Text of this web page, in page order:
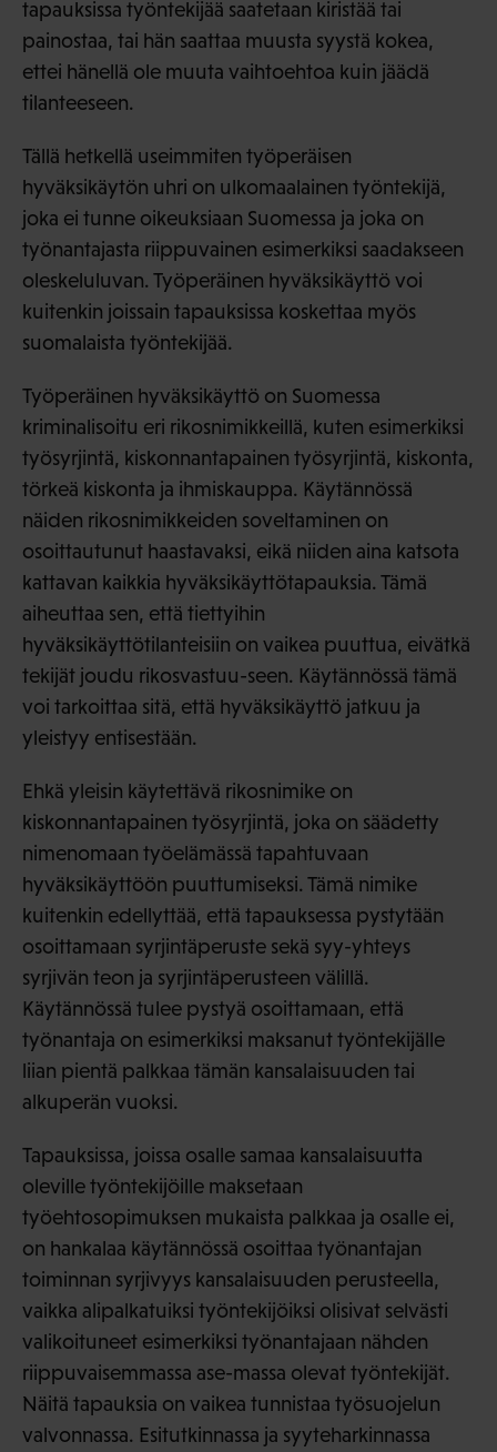
tapauksissa työntekijää saatetaan kiristää tai
painostaa, tai hän saattaa muusta syystä kokea,
ettei hänellä ole muuta vaihtoehtoa kuin jäädä
tilanteeseen.
Tällä hetkellä useimmiten työperäisen
hyväksikäytön uhri on ulkomaalainen työntekijä,
joka ei tunne oikeuksiaan Suomessa ja joka on
työnantajasta riippuvainen esimerkiksi saadakseen
oleskeluluvan. Työperäinen hyväksikäyttö voi
kuitenkin joissain tapauksissa koskettaa myös
suomalaista työntekijää.
Työperäinen hyväksikäyttö on Suomessa
kriminalisoitu eri rikosnimikkeillä, kuten esimerkiksi
työsyrjintä, kiskonnantapainen työsyrjintä, kiskonta,
törkeä kiskonta ja ihmiskauppa. Käytännössä
näiden rikosnimikkeiden soveltaminen on
osoittautunut haastavaksi, eikä niiden aina katsota
kattavan kaikkia hyväksikäyttötapauksia. Tämä
aiheuttaa sen, että tiettyihin
hyväksikäyttötilanteisiin on vaikea puuttua, eivätkä
tekijät joudu rikosvastuu-seen. Käytännössä tämä
voi tarkoittaa sitä, että hyväksikäyttö jatkuu ja
yleistyy entisestään.
Ehkä yleisin käytettävä rikosnimike on
kiskonnantapainen työsyrjintä, joka on säädetty
nimenomaan työelämässä tapahtuvaan
hyväksikäyttöön puuttumiseksi. Tämä nimike
kuitenkin edellyttää, että tapauksessa pystytään
osoittamaan syrjintäperuste sekä syy-yhteys
syrjivän teon ja syrjintäperusteen välillä.
Käytännössä tulee pystyä osoittamaan, että
työnantaja on esimerkiksi maksanut työntekijälle
liian pientä palkkaa tämän kansalaisuuden tai
alkuperän vuoksi.
Tapauksissa, joissa osalle samaa kansalaisuutta
oleville työntekijöille maksetaan
työehtosopimuksen mukaista palkkaa ja osalle ei,
on hankalaa käytännössä osoittaa työnantajan
toiminnan syrjivyys kansalaisuuden perusteella,
vaikka alipalkatuiksi työntekijöiksi olisivat selvästi
valikoituneet esimerkiksi työnantajaan nähden
riippuvaisemmassa ase-massa olevat työntekijät.
Näitä tapauksia on vaikea tunnistaa työsuojelun
valvonnassa. Esitutkinnassa ja syyteharkinnassa